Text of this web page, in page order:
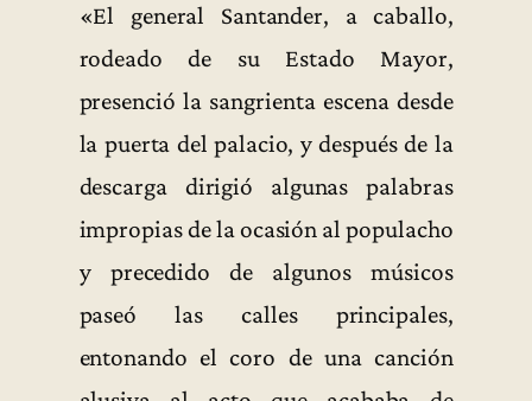
«El general Santander, a caballo,
rodeado de su Estado Mayor,
presenció la sangrienta escena desde
la puerta del palacio, y después de la
descarga dirigió algunas palabras
impropias de la ocasión al populacho
y precedido de algunos músicos
paseó las calles principales,
entonando el coro de una canción